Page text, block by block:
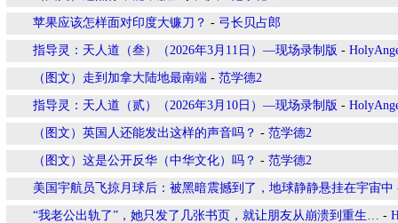
苹果应该怎样面对印度大镰刀？ - 弓长贝占郎
指导灵：天人道（叁）（2026年3月11日）—现场录制版 -
（图文）走到加拿大陆地最南端 - 范学德2
指导灵：天人道（贰）（2026年3月10日）—现场录制版 -
（图文）英国人还能发出这样的声音吗？ - 范学德2
（图文）这是公开反华（中华文化）吗？ - 范学德2
美国宇航员飞掠月球后：被黑暗震撼到了，地球静静悬挂在宇宙中
“我老公出轨了”，她只发了几张书页，就让朋友从崩溃到重生… -